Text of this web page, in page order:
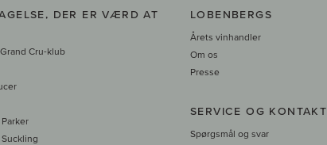
DER ER VÆRD AT
Cru-klub
LOBENBERGS
Årets vinhandler
Om os
Presse
SERVICE OG KONTAKT
Spørgsmål og svar